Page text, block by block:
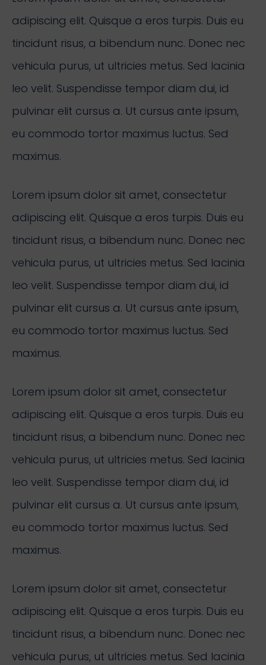
adipiscing elit. Quisque a eros turpis. Duis eu
tincidunt risus, a bibendum nunc. Donec nec
vehicula purus, ut ultricies metus. Sed lacinia
leo velit. Suspendisse tempor diam dui, id
pulvinar elit cursus a. Ut cursus ante ipsum,
eu commodo tortor maximus luctus. Sed
maximus.
Lorem ipsum dolor sit amet, consectetur
adipiscing elit. Quisque a eros turpis. Duis eu
tincidunt risus, a bibendum nunc. Donec nec
vehicula purus, ut ultricies metus. Sed lacinia
leo velit. Suspendisse tempor diam dui, id
pulvinar elit cursus a. Ut cursus ante ipsum,
eu commodo tortor maximus luctus. Sed
maximus.
Lorem ipsum dolor sit amet, consectetur
adipiscing elit. Quisque a eros turpis. Duis eu
tincidunt risus, a bibendum nunc. Donec nec
vehicula purus, ut ultricies metus. Sed lacinia
leo velit. Suspendisse tempor diam dui, id
pulvinar elit cursus a. Ut cursus ante ipsum,
eu commodo tortor maximus luctus. Sed
maximus.
Lorem ipsum dolor sit amet, consectetur
adipiscing elit. Quisque a eros turpis. Duis eu
tincidunt risus, a bibendum nunc. Donec nec
vehicula purus, ut ultricies metus. Sed lacinia